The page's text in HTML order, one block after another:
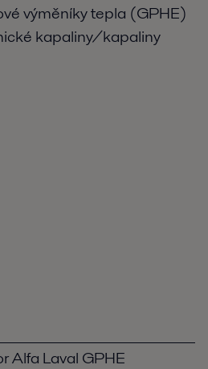
výměníky tepla (GPHE)
kapaliny/kapaliny
Alfa Laval GPHE